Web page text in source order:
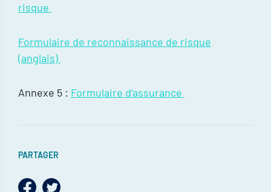
risque
Formulaire de reconnaissance de risque
(anglais)
Annexe 5 : Formulaire d’assurance
PARTAGER